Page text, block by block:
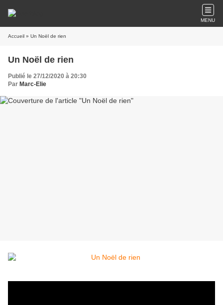
MENU
Accueil » Un Noël de rien
Un Noël de rien
Publié le 27/12/2020 à 20:30
Par Marc-Elie